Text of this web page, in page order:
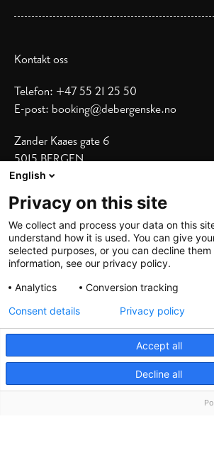
Kontakt oss
Telefon: +47 55 21 25 50
E-post: booking@debergenske.no
Zander Kaaes gate 6
5015 BERGEN
Vis adresse i kart
Våre hoteller
Bergen Børs|Grand Terminus
Villa Terminus|Zander K|Heimen
©2026 De Bergenske, all rights reserved
English
Privacy on this site
We collect and process your data on this
understand how it is used. You can give
selected purposes, or you can decline them
information, see our privacy policy.
Analytics
Conversion tracking
Accept all
Decline all
Consent details Privacy policy